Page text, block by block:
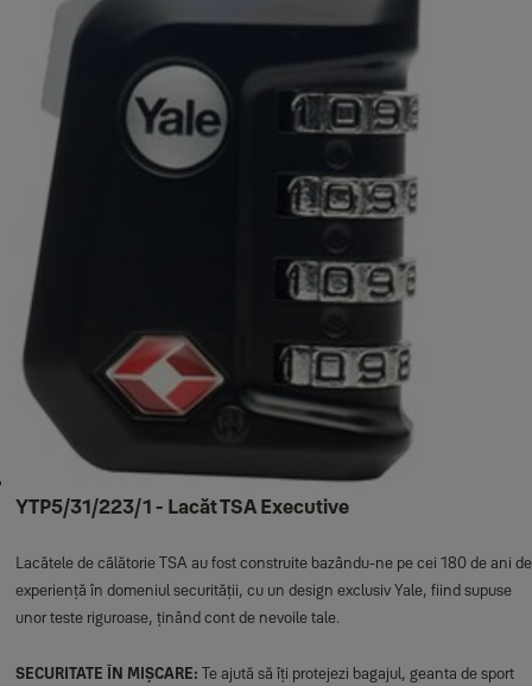
YTP5/31/223/1 - Lacăt TSA Executive
Lacătele de călătorie TSA au fost construite bazându-ne pe cei 180 de ani de
experiență în domeniul securității, cu un design exclusiv Yale, fiind supuse
unor teste riguroase, ținând cont de nevoile tale.
SECURITATE ÎN MIȘCARE: Te ajută să îți protejezi bagajul, geanta de sport